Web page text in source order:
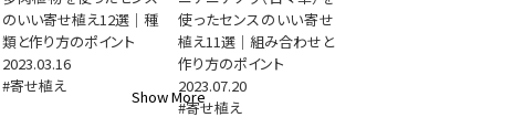
のいい寄せ植え12選｜種
類と作り方のポイント
2023.03.16
#寄せ植え
使ったセンスのいい寄せ
植え11選｜組み合わせと
作り方のポイント
2023.07.20
#寄せ植え
Show More